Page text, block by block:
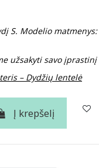
S. Modelio
užsakyti savo įprastinį
– Dydžių lentelė
Į krepšelį